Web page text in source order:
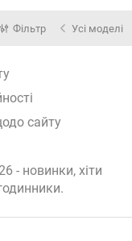
Фільтр Усі моделі
сайту
- новинки, хіти
.